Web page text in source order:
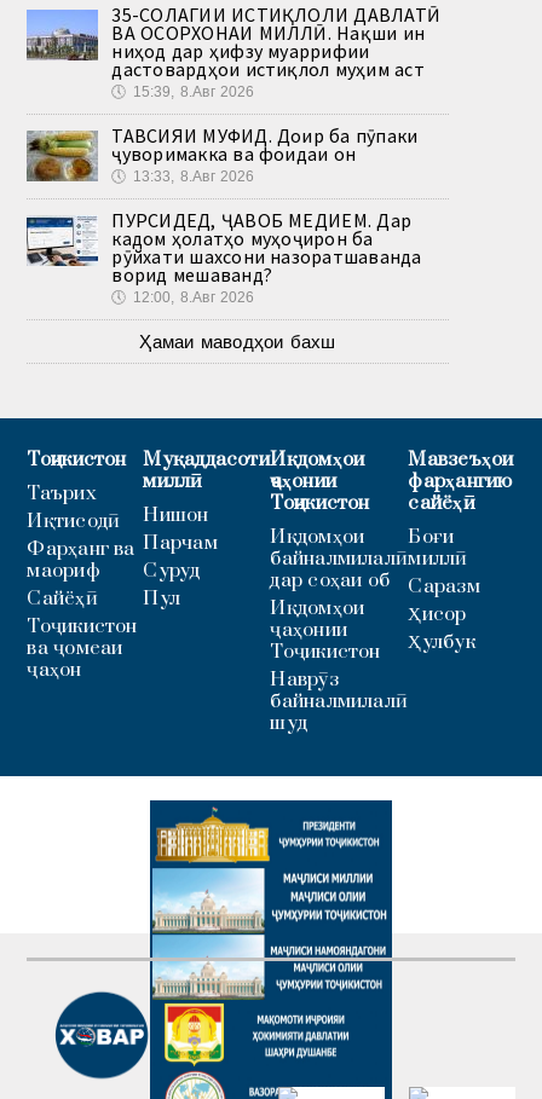
35-СОЛАГИИ ИСТИҚЛОЛИ ДАВЛАТӢ
ВА ОСОРХОНАИ МИЛЛӢ. Нақши ин
ниҳод дар ҳифзу муаррифии
дастовардҳои истиқлол муҳим аст
🕔 15:39, 8.Авг 2026
ТАВСИЯИ МУФИД. Доир ба пӯпаки
ҷуворимакка ва фоидаи он
🕔 13:33, 8.Авг 2026
ПУРСИДЕД, ҶАВОБ МЕДИҲЕМ. Дар
кадом ҳолатҳо муҳоҷирон ба
рӯйхати шахсони назоратшаванда
ворид мешаванд?
🕔 12:00, 8.Авг 2026
Ҳамаи маводҳои бахш
Тоҷикистон
Таърих
Иқтисодӣ
Фарҳанг ва
маориф
Сайёҳӣ
Тоҷикистон
ва ҷомеаи
ҷаҳон
Муқаддасоти
миллӣ
Нишон
Парчам
Суруд
Пул
Иқдомҳои
ҷаҳонии
Тоҷикистон
Иқдомҳои
байналмилалӣ
дар соҳаи об
Иқдомҳои
ҷаҳонии
Тоҷикистон
Наврӯз
байналмилалӣ
шуд
Мавзеъҳои
фарҳангию
сайёҳӣ
Боғи
миллӣ
Саразм
Ҳисор
Ҳулбук